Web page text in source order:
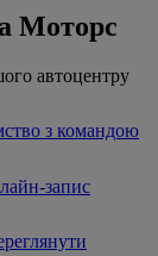
Моторс
автоцентру
з командою
запис